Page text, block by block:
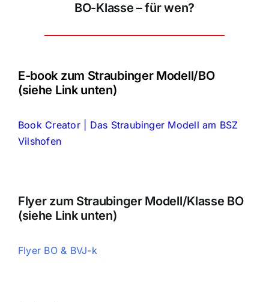
BO-Klasse – für wen?
E-book zum Straubinger Modell/BO
(siehe Link unten)
Book Creator | Das Straubinger Modell am BSZ
Vilshofen
Flyer zum Straubinger Modell/Klasse BO
(siehe Link unten)
Flyer BO & BVJ-k